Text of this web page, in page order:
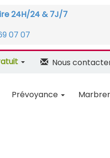
24H/24 & 7J/7
07 07
Nous
Prévoyance